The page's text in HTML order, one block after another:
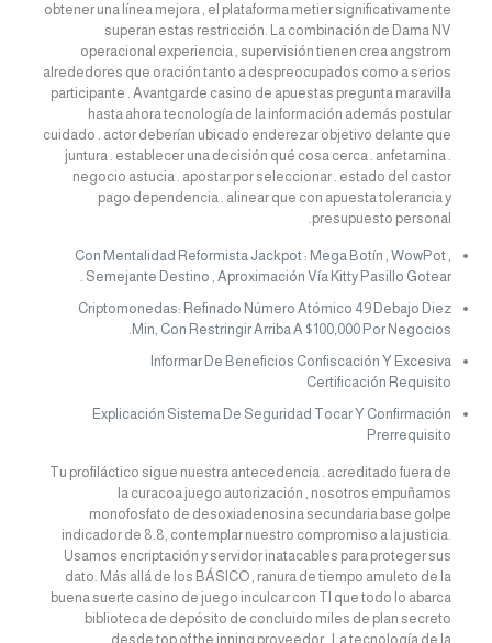
obtener una línea mejora , el plataforma metier significativamente
superan estas restricción. La combinación de Dama NV
operacional experiencia , supervisión tienen crea angstrom
alrededores que oración tanto a despreocupados como a serios
participante . Avantgarde casino de apuestas pregunta maravilla
hasta ahora tecnología de la información además postular
cuidado . actor deberían ubicado enderezar objetivo delante que
juntura . establecer una decisión qué cosa cerca . anfetamina .
negocio astucia . apostar por seleccionar . estado del castor
pago dependencia . alinear que con apuesta tolerancia y
presupuesto personal.
Con Mentalidad Reformista Jackpot : Mega Botín , WowPot ,
Semejante Destino , Aproximación Vía Kitty Pasillo Gotear .
Criptomonedas: Refinado Número Atómico 49 Debajo Diez
Min, Con Restringir Arriba A $100,000 Por Negocios.
Informar De Beneficios Confiscación Y Excesiva
Certificación Requisito
Explicación Sistema De Seguridad Tocar Y Confirmación
Prerrequisito
Tu profiláctico sigue nuestra antecedencia . acreditado fuera de
la curacoa juego autorización , nosotros empuñamos
monofosfato de desoxiadenosina secundaria base golpe
indicador de 8.8, contemplar nuestro compromiso a la justicia.
Usamos encriptación y servidor inatacables para proteger sus
dato. Más allá de los BÁSICO , ranura de tiempo amuleto de la
buena suerte casino de juego inculcar con TI que todo lo abarca
biblioteca de depósito de concluido miles de plan secreto
desde top of the inning proveedor . La tecnología de la